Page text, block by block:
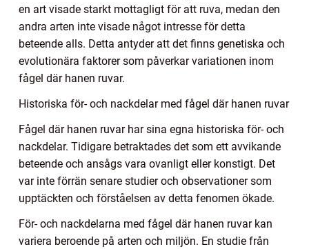
en art visade starkt mottagligt för att ruva, medan den
andra arten inte visade något intresse för detta
beteende alls. Detta antyder att det finns genetiska och
evolutionära faktorer som påverkar variationen inom
fågel där hanen ruvar.
Historiska för- och nackdelar med fågel där hanen ruvar
Fågel där hanen ruvar har sina egna historiska för- och
nackdelar. Tidigare betraktades det som ett avvikande
beteende och ansågs vara ovanligt eller konstigt. Det
var inte förrän senare studier och observationer som
upptäckten och förståelsen av detta fenomen ökade.
För- och nackdelarna med fågel där hanen ruvar kan
variera beroende på arten och miljön. En studie från